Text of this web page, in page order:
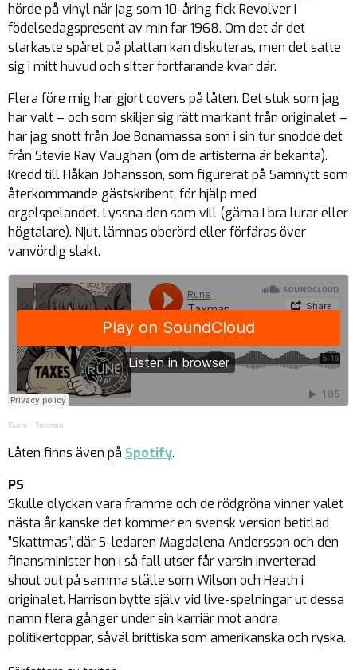
hörde på vinyl när jag som 10-åring fick Revolver i
födelsedagspresent av min far 1968. Om det är det
starkaste spåret på plattan kan diskuteras, men det satte
sig i mitt huvud och sitter fortfarande kvar där.
Flera före mig har gjort covers på låten. Det stuk som jag
har valt – och som skiljer sig rätt markant från originalet –
har jag snott från Joe Bonamassa som i sin tur snodde det
från Stevie Ray Vaughan (om de artisterna är bekanta).
Kredd till Håkan Johansson, som figurerat på Samnytt som
återkommande gästskribent, för hjälp med
orgelspelandet. Lyssna den som vill (gärna i bra lurar eller
högtalare). Njut, lämnas oberörd eller förfäras över
vanvördig slakt.
Rune · Taxman
Låten finns även på Spotify.
PS
Skulle olyckan vara framme och de rödgröna vinner valet
nästa år kanske det kommer en svensk version betitlad
”Skattmas”, där S-ledaren Magdalena Andersson och den
finansminister hon i så fall utser får varsin inverterad
shout out på samma ställe som Wilson och Heath i
originalet. Harrison bytte själv vid live-spelningar ut dessa
namn flera gånger under sin karriär mot andra
politikertoppar, såväl brittiska som amerikanska och ryska.